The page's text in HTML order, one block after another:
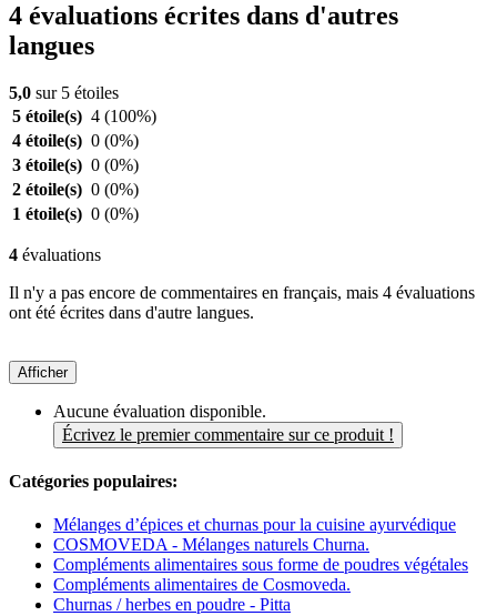
4 évaluations écrites dans d'autres
langues
5,0 sur 5 étoiles
5 étoile(s) 4 (100%)
4 étoile(s) 0 (0%)
3 étoile(s) 0 (0%)
2 étoile(s) 0 (0%)
1 étoile(s) 0 (0%)
4 évaluations
Il n'y a pas encore de commentaires en français, mais 4 évaluations
ont été écrites dans d'autre langues.
Afficher
Aucune évaluation disponible.
Écrivez le premier commentaire sur ce produit !
Catégories populaires:
Mélanges d’épices et churnas pour la cuisine ayurvédique
COSMOVEDA - Mélanges naturels Churna.
Compléments alimentaires sous forme de poudres végétales
Compléments alimentaires de Cosmoveda.
Churnas / herbes en poudre - Pitta